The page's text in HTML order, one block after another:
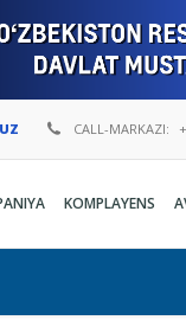
CALL-MARKAZI:
KOMPLAYENS